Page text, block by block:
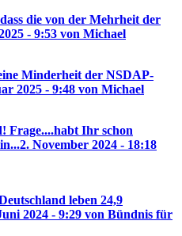
die von der Mehrheit der
- 9:53 von Michael
Minderheit der NSDAP-
2025 - 9:48 von Michael
Frage....habt Ihr schon
2. November 2024 - 18:18
leben 24,9
2024 - 9:29 von Bündnis für